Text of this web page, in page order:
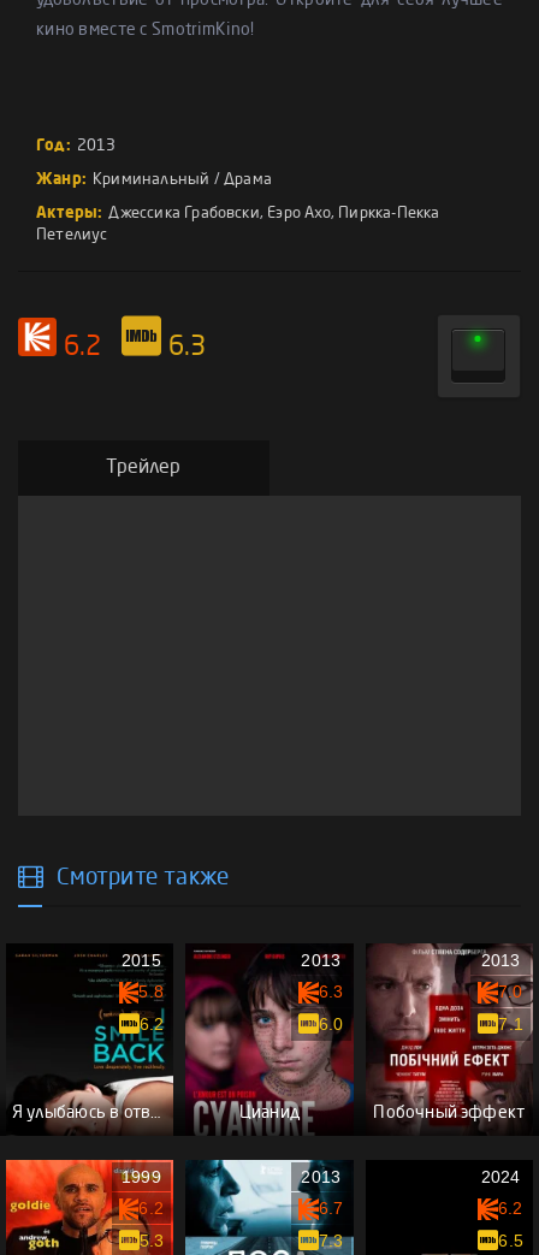
кино вместе с SmotrimKino!
Год: 2013
Жанр: Криминальный / Драма
Актеры: Джессика Грабовски, Еэро Ахо,
Пиркка-Пекка
Петелиус
6.2 6.3
Трейлер
Смотрите также
Я улыбаюсь в ответ
2015
5.8
6.2
Цианид
2013
6.3
6.0
Побочный эффект
2013
7.0
7.1
1999
6.2
5.3
2013
6.7
7.3
2024
6.2
6.5